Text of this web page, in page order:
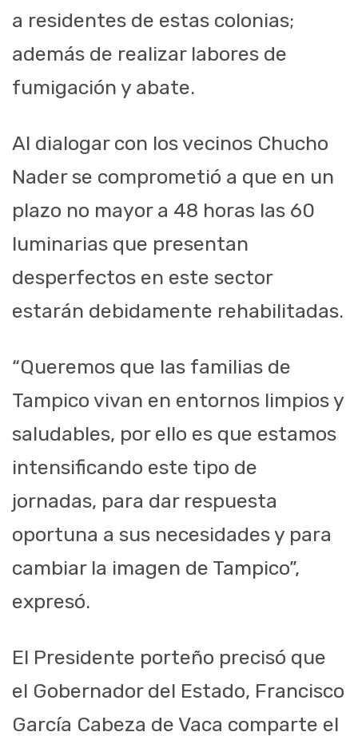
a residentes de estas colonias;
además de realizar labores de
fumigación y abate.
Al dialogar con los vecinos Chucho
Nader se comprometió a que en un
plazo no mayor a 48 horas las 60
luminarias que presentan
desperfectos en este sector
estarán debidamente rehabilitadas.
“Queremos que las familias de
Tampico vivan en entornos limpios y
saludables, por ello es que estamos
intensificando este tipo de
jornadas, para dar respuesta
oportuna a sus necesidades y para
cambiar la imagen de Tampico”,
expresó.
El Presidente porteño precisó que
el Gobernador del Estado, Francisco
García Cabeza de Vaca comparte el